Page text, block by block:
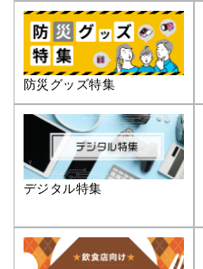
防災グッズ特集
デジタル特集